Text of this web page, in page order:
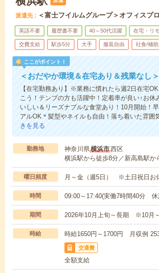
派遣先 ＜富士フイルムグループ＞オフィスプ
英語不要 履歴書不要 40～50代活躍 在宅・リ
交費支給 駅歩5分 大手 服装自由 社食/補助
ここがポイント！
＜おだやか環境＆在宅あり＆残業なし
【在宅勤務あり】※業務に慣れたら週2日在宅
こう！テンプの方も活躍中！定着率が良い↑お
いしい＆リーズナブルな食堂あり！10月開始！
アルOK＊髪型やネイルも自由！落ち着いた雰
きを見る
勤務地 神奈川県横浜市西区
横浜駅から徒歩8分／新高島駅か
曜日頻度 月～金（週5日） ※土日祝日お
時間 09:00～17:40(実働7時間40分 休
期間 2026年10月上旬～長期 ※10月
時給 時給1650円～1700円 月収例
交通費
全額支給